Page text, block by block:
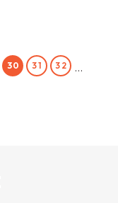
30 31 32 ...